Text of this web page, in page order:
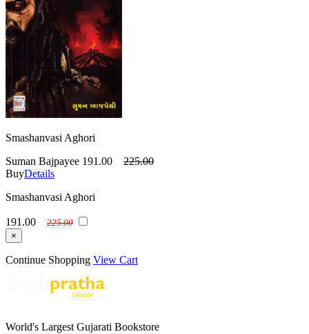
Smashanvasi Aghori
Suman Bajpayee 191.00
225.00
BuyDetails
Smashanvasi Aghori
191.00
225.00
×
Continue Shopping View Cart
World's Largest Gujarati Bookstore